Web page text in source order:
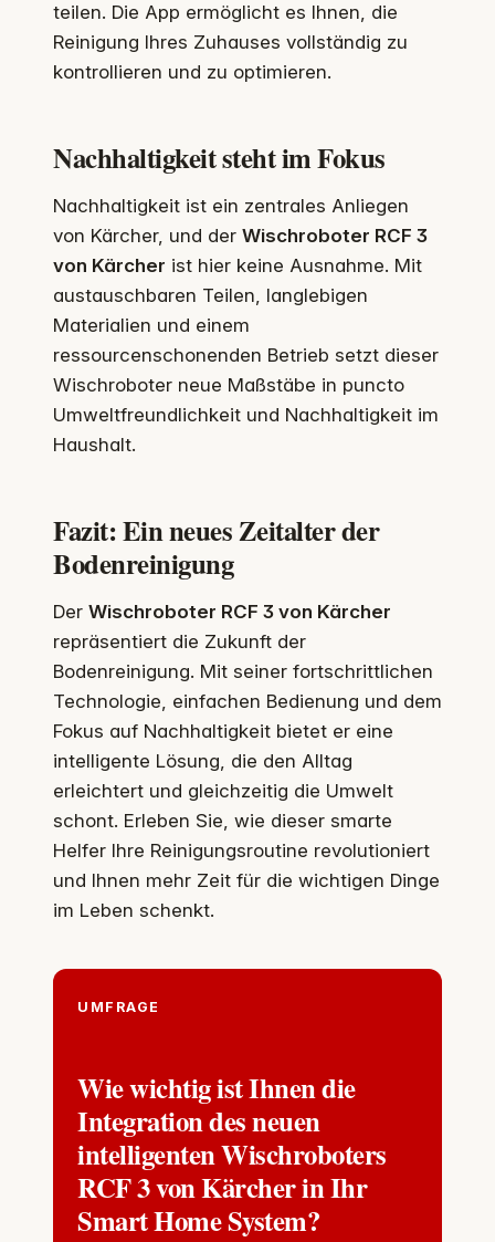
teilen. Die App ermöglicht es Ihnen, die
Reinigung Ihres Zuhauses vollständig zu
kontrollieren und zu optimieren.
Nachhaltigkeit steht im Fokus
Nachhaltigkeit ist ein zentrales Anliegen
von Kärcher, und der Wischroboter RCF 3
von Kärcher ist hier keine Ausnahme. Mit
austauschbaren Teilen, langlebigen
Materialien und einem
ressourcenschonenden Betrieb setzt dieser
Wischroboter neue Maßstäbe in puncto
Umweltfreundlichkeit und Nachhaltigkeit im
Haushalt.
Fazit: Ein neues Zeitalter der
Bodenreinigung
Der Wischroboter RCF 3 von Kärcher
repräsentiert die Zukunft der
Bodenreinigung. Mit seiner fortschrittlichen
Technologie, einfachen Bedienung und dem
Fokus auf Nachhaltigkeit bietet er eine
intelligente Lösung, die den Alltag
erleichtert und gleichzeitig die Umwelt
schont. Erleben Sie, wie dieser smarte
Helfer Ihre Reinigungsroutine revolutioniert
und Ihnen mehr Zeit für die wichtigen Dinge
im Leben schenkt.
UMFRAGE
Wie wichtig ist Ihnen die
Integration des neuen
intelligenten Wischroboters
RCF 3 von Kärcher in Ihr
Smart Home System?